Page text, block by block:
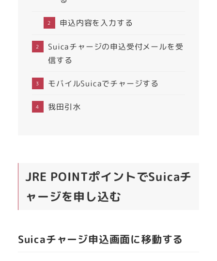
申込内容を入力する
Suicaチャージの申込受付メールを受
信する
モバイルSuicaでチャージする
我田引水
JRE POINTポイントでSuicaチ
ャージを申し込む
Suicaチャージ申込画面に移動する